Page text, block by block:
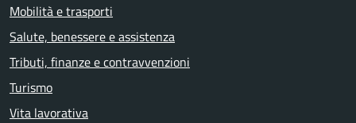
Mobilità e trasporti
Salute, benessere e assistenza
Tributi, finanze e contravvenzioni
Turismo
Vita lavorativa